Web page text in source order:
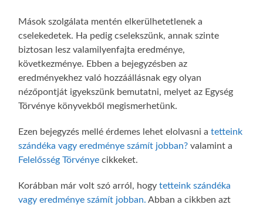
Mások szolgálata mentén elkerülhetetlenek a
cselekedetek. Ha pedig cselekszünk, annak szinte
biztosan lesz valamilyenfajta eredménye,
következménye. Ebben a bejegyzésben az
eredményekhez való hozzáállásnak egy olyan
nézőpontját igyekszünk bemutatni, melyet az Egység
Törvénye könyvekből megismerhetünk.
Ezen bejegyzés mellé érdemes lehet elolvasni atetteink
szándéka vagy eredménye számít jobban? valamint a
Felelősség Törvénye cikkeket.
Korábban már volt szó arról, hogy tetteink szándéka
vagy eredménye számít jobban. Abban a cikkben azt